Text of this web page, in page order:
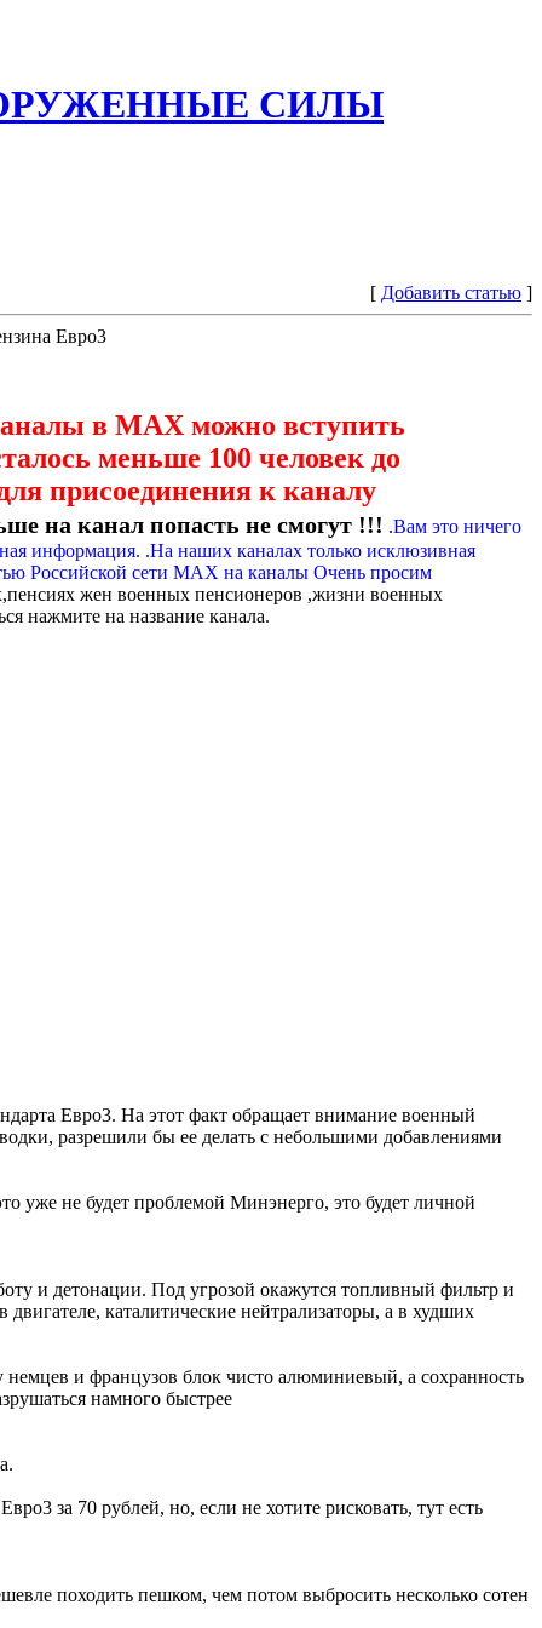
СИЛЫ
[ Добавить статью ]
Евро3
в МАХ можно вступить
меньше 100 человек до
присоединения к каналу
на канал попасть не смогут !!! .Вам это ничего
информация. .На наших каналах только исклюзивная
Российской сети МАХ на каналы Очень просим
жен военных пенсионеров ,жизни военных
нажмите на название канала.
Евро3. На этот факт обращает внимание военный
разрешили бы ее делать с небольшими добавлениями
уже не будет проблемой Минэнерго, это будет личной
и детонации. Под угрозой окажутся топливный фильтр и
каталитические нейтрализаторы, а в худших
и французов блок чисто алюминиевый, а сохранность
намного быстрее
за 70 рублей, но, если не хотите рисковать, тут есть
походить пешком, чем потом выбросить несколько сотен